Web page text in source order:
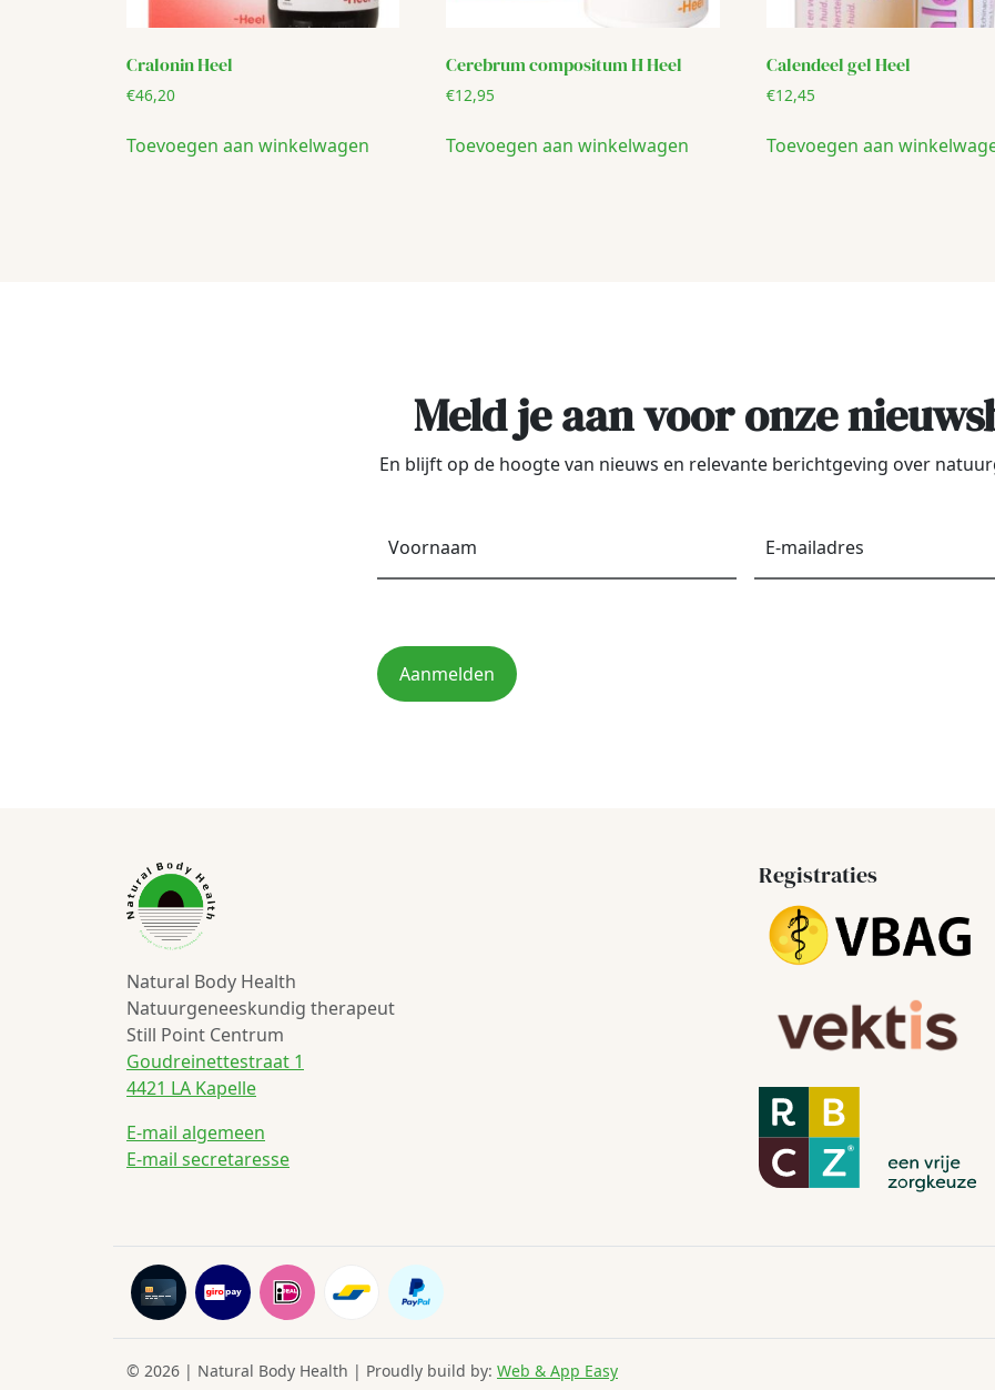
Cralonin Heel
€46,20
Toevoegen aan winkelwagen
Cerebrum compositum H Heel
€12,95
Toevoegen aan winkelwagen
Calendeel gel Heel
€12,45
Toevoegen aan
Meld je aan voor onze
En blijft op de hoogte van nieuws en relevante berichtgeving over
Aanmelden
Natural Body Health
Natuurgeneeskundig therapeut
Still Point Centrum
Goudreinettestraat 1
4421 LA Kapelle
E-mail algemeen
E-mail secretaresse
Registraties
© 2026 | Natural Body Health | Proudly build by: Web & App Easy